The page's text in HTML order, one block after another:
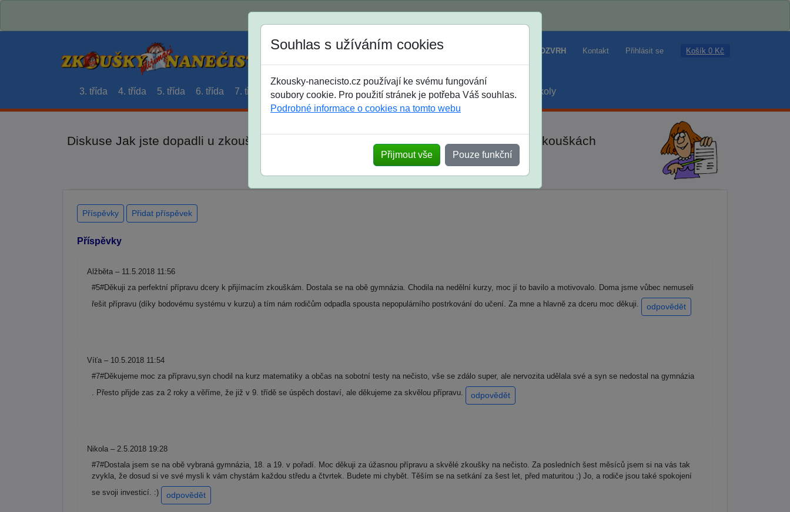
Jak si vybrat ROZVRH Kontakt Přihlásit se Košík 0 Kč
3. třída 4. třída 5. třída 6. třída 7. třída 8. třída 9. třída střední maturanti soutěže prázdniny školy
Diskuse Jak jste dopadli u zkoušek na SŠ? Vaše ohlasy po skutečných přijímacích zkouškách
Souhlas s užíváním cookies
Zkousky-nanecisto.cz používají ke svému fungování
soubory cookie. Pro použití stránek je potřeba Váš souhlas.
Podrobné informace o cookies na tomto webu
Přijmout vše Pouze funkční
Příspěvky Přidat příspěvek
Příspěvky
Alžběta – 11.5.2018 11:56
#5#Děkuji za perfektní přípravu dcery k přijímacím zkouškám. Dostala se na obě gymnázia. Chodila na nedělní kurzy, moc jí to bavilo a motivovalo. Doma jsme vůbec nemuseli
řešit přípravu (díky bodovému systému v kurzu) a tím nám rodičům odpadla spousta nepopulárního postrkování do učení. Za mne a hlavně za dceru moc děkuji.
odpovědět
Víťa – 10.5.2018 11:54
#7#Děkujeme moc za přípravu,syn chodil na kurz matematiky a občas na sobotní testy na nečisto, vše se zdálo super, ale nervozita udělala své a syn se nedostal na gymnázia
. Přesto přijde zas za 2 roky a věříme, že již v 9. třídě se úspěch dostaví, ale děkujeme za skvělou přípravu.
odpovědět
Nikola – 2.5.2018 19:28
#7#Dostala jsem se na obě vybraná gymnázia, 18. a 19. v pořadí. Moc děkuji za úžasnou přípravu a skvělé zkoušky na nečisto. Za posledních šest měsíců jsem si na vás tak
zvykla, že dosud si ve své mysli k vám chystám každou středu a čtvrtek. Budete mi chybět. Těším se na setkání za šest let, před maturitou ;) Jo, a rodiče jsou také spokojení
se svoji investicí. :)
odpovědět